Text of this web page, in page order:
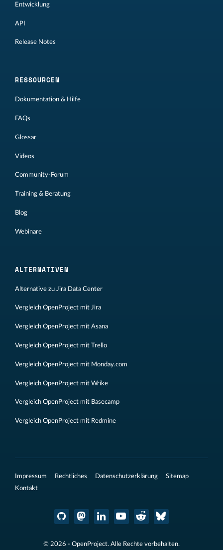
Entwicklung
API
Release Notes
RESSOURCEN
Dokumentation & Hilfe
FAQs
Glossar
Videos
Community-Forum
Training & Beratung
Blog
Webinare
ALTERNATIVEN
Alternative zu Jira Data Center
Vergleich OpenProject mit Jira
Vergleich OpenProject mit Asana
Vergleich OpenProject mit Trello
Vergleich OpenProject mit Monday.com
Vergleich OpenProject mit Wrike
Vergleich OpenProject mit Basecamp
Vergleich OpenProject mit Redmine
Impressum Rechtliches Datenschutzerklärung
Sitemap
Kontakt
© 2026 - OpenProject. Alle Rechte vorbehalten.